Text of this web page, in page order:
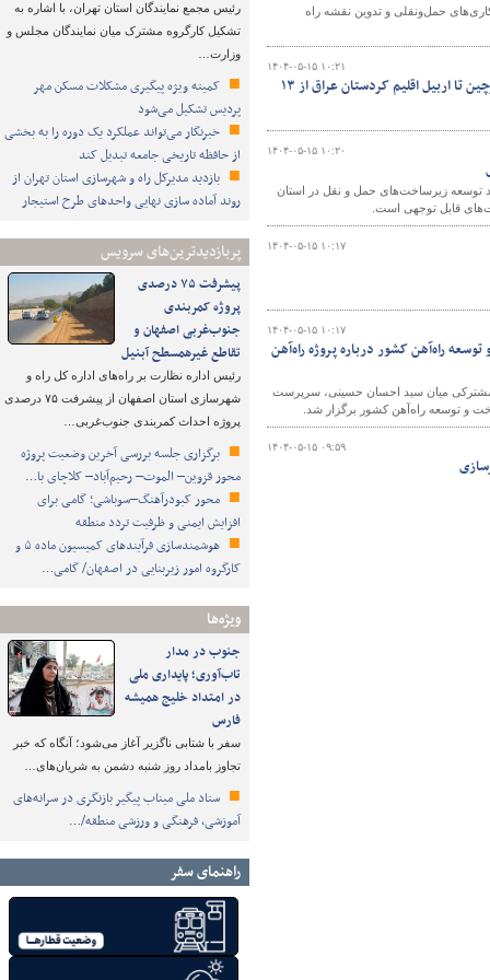
رئیس مجمع نمایندگان استان تهران، با اشاره به
تشکیل کارگروه مشترک میان نمایندگان مجلس و
وزارت…
کمیته ویژه پیگیری مشکلات مسکن مهر
پردیس تشکیل می‌شود
خبرنگار می‌تواند عملکرد یک دوره را به بخشی
از حافظه تاریخی جامعه تبدیل کند
بازدید مدیرکل راه و شهرسازی استان تهران از
روند آماده سازی نهایی واحدهای طرح استیجار
پربازدیدترین‌های سرویس
پیشرفت ۷۵ درصدی
پروژه کمربندی
جنوب‌غربی اصفهان و
تقاطع غیرهمسطح آبنیل
رئیس اداره نظارت بر راه‌های اداره کل راه و
شهرسازی استان اصفهان از پیشرفت ۷۵ درصدی
پروژه احداث کمربندی جنوب‌غربی…
برگزاری جلسه بررسی آخرین وضعیت پروژه
محور قزوین– الموت– رحیم‌آباد– کلاچای با…
محور کبودرآهنگ–سوباشی؛ گامی برای
افزایش ایمنی و ظرفیت تردد منطقه
هوشمندسازی فرآیندهای کمیسیون ماده ۵ و
کارگروه امور زیربنایی در اصفهان/ گامی…
ویژه‌ها
جنوب در مدار
تاب‌آوری؛ پایداری ملی
در امتداد خلیج همیشه
فارس
سفر با شتابی ناگزیر آغاز می‌شود؛ آنگاه که خبر
تجاوز بامداد روز شنبه دشمن به شریان‌های…
ستاد ملی میناب پیگیر بازنگری در سرانه‌های
آموزشی، فرهنگی و ورزشی منطقه/…
راهنمای سفر
حمل‌ونقلی و تدوین نقشه راه
۱۴۰۴-۰۵-۱۵ ۱۰:۲۱
گزارش تصویری/تردد رایگان زوار اباعبدالله‌الحسین علیه‌السلام از پایانه مرزی تمرچین تا اربیل اقلیم کردستان عراق از ۱۳
۱۴۰۴-۰۵-۱۵ ۱۰:۲۰
توسعه زیرساخت‌های حمل‌ و نقل در استان
۱۴۰۴-۰۵-۱۵ ۱۰:۱۷
۱۴۰۴-۰۵-۱۵ ۱۰:۱۷
راه‌آهن کشور درباره پروژه راه‌آهن
مشترکی میان سید احسان حسینی، سرپرست
و توسعه راه‌آهن کشور برگزار شد.
۱۴۰۴-۰۵-۱۵ ۰۹:۵۹